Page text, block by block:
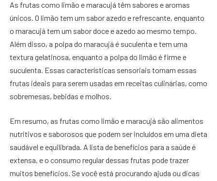
As frutas como limão e maracujá têm sabores e aromas
únicos. O limão tem um sabor azedo e refrescante, enquanto
o maracujá tem um sabor doce e azedo ao mesmo tempo.
Além disso, a polpa do maracujá é suculenta e tem uma
textura gelatinosa, enquanto a polpa do limão é firme e
suculenta. Essas características sensoriais tornam essas
frutas ideais para serem usadas em receitas culinárias, como
sobremesas, bebidas e molhos.
Em resumo, as frutas como limão e maracujá são alimentos
nutritivos e saborosos que podem ser incluídos em uma dieta
saudável e equilibrada. A lista de benefícios para a saúde é
extensa, e o consumo regular dessas frutas pode trazer
muitos benefícios. Se você está procurando ajuda ou dicas